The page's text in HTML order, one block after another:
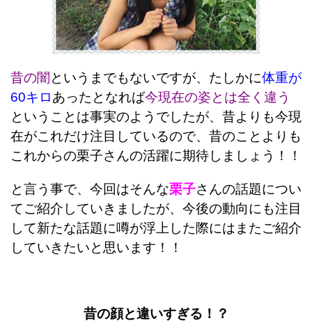
昔の闇 というまでもないですが、たしかに体重が
60キロあったとなれば今現在の姿とは全く違う
ということは事実のようでしたが、昔よりも今現
在がこれだけ注目しているので、昔のことよりも
これからの栗子さんの活躍に期待しましょう！！
と言う事で、今回はそんな栗子さんの話題につい
てご紹介していきましたが、今後の動向にも注目
して新たな話題に噂が浮上した際にはまたご紹介
していきたいと思います！！
昔の顔と違いすぎる！？